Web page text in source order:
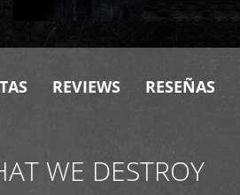
REVIEWS RESEÑAS
WE DESTROY